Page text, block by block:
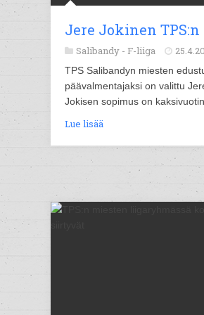
Jere Jokinen
Salibandy - F-liiga
TPS Salibandyn miesten
päävalmentajaksi on valittu
Jokisen sopimus on
Lue lisää